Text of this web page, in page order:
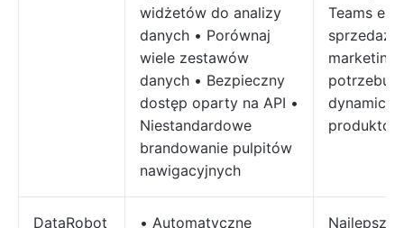
widżetów do analizy
danych • Porównaj
wiele zestawów
danych • Bezpieczny
dostęp oparty na API •
Niestandardowe
brandowanie pulpitów
nawigacyjnych
Teams e-
sprzedaży
marketingu
produktów
DataRobot • Automatyczne Najlepsze